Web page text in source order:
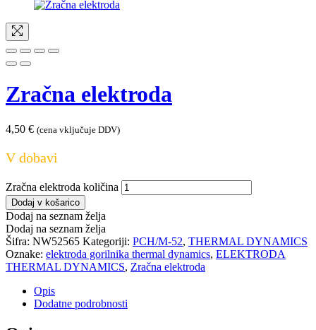
Zračna elektroda
4,50 € (cena vključuje DDV)
V dobavi
Zračna elektroda količina
Dodaj v košarico
Dodaj na seznam želja
Dodaj na seznam želja
Šifra: NW52565 Kategoriji: PCH/M-52, THERMAL DYNAMICS
Oznake: elektroda gorilnika thermal dynamics, ELEKTRODA
THERMAL DYNAMICS, Zračna elektroda
Opis
Dodatne podrobnosti